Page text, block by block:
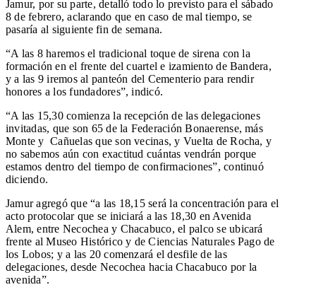
Jamur, por su parte, detalló todo lo previsto para el sábado
8 de febrero, aclarando que en caso de mal tiempo, se
pasaría al siguiente fin de semana.
“A las 8 haremos el tradicional toque de sirena con la
formación en el frente del cuartel e izamiento de Bandera,
y a las 9 iremos al panteón del Cementerio para rendir
honores a los fundadores”, indicó.
“A las 15,30 comienza la recepción de las delegaciones
invitadas, que son 65 de la Federación Bonaerense, más
Monte y Cañuelas que son vecinas, y Vuelta de Rocha, y
no sabemos aún con exactitud cuántas vendrán porque
estamos dentro del tiempo de confirmaciones”, continuó
diciendo.
Jamur agregó que “a las 18,15 será la concentración para el
acto protocolar que se iniciará a las 18,30 en Avenida
Alem, entre Necochea y Chacabuco, el palco se ubicará
frente al Museo Histórico y de Ciencias Naturales Pago de
los Lobos; y a las 20 comenzará el desfile de las
delegaciones, desde Necochea hacia Chacabuco por la
avenida”.